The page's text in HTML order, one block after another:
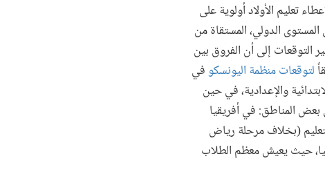
تعليم الأولاد أولوية على
المستوى الدولي، المستقاة من
إلى أن الفروق بين
لتوقعات منظمة اليونسكوفي
والإعدادية، في حين
المناطق: في أفريقيا
(بخلاف مرحلة رياض
حيث يعيش معظم الطلاب